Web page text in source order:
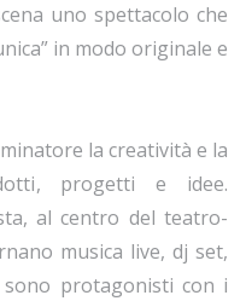
uno spettacolo che
in modo originale e
la creatività e la
progetti e idee.
al centro del teatro-
musica live, dj set,
protagonisti con i